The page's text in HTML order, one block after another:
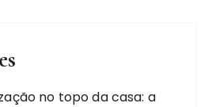
no topo da casa: a